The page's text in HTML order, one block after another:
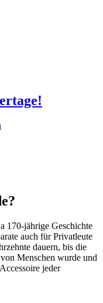
170-jährige Geschichte
auch für Privatleute
dauern, bis die
Menschen wurde und
jeder